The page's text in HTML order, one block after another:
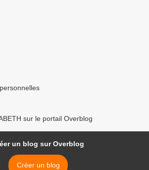
sur le portail Overblog
un blog sur Overblog
Créer un blog